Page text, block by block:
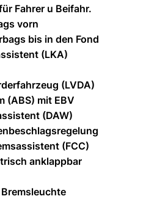
Fahrer u Beifahr.
vorn
bis in den Fond
(LKA)
(LVDA)
(ABS) mit EBV
(DAW)
(FCC)
anklappbar